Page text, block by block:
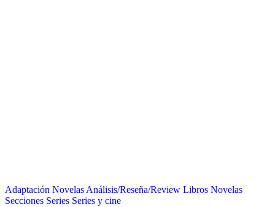
Adaptación Novelas Análisis/Reseña/Review Libros Novelas
Secciones Series Series y cine